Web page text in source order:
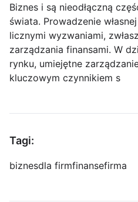
Biznes i są nieodłączną
świata. Prowadzenie
licznymi wyzwaniami,
zarządzania finansami. W
rynku, umiejętne
kluczowym czynnikiem s
Tagi:
biznesdla firmfinansefirma